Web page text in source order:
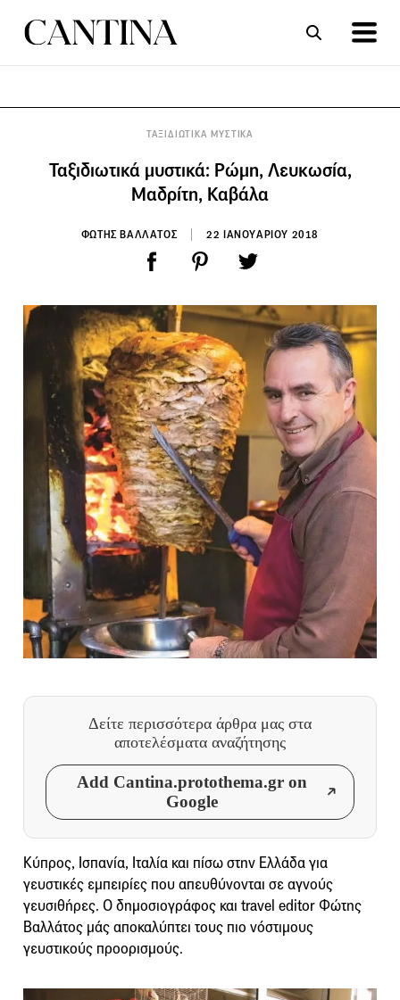
ΤΑΞΙΔΙΩΤΙΚΑ ΜΥΣΤΙΚΑ
Ταξιδιωτικά μυστικά: Ρώμη, Λευκωσία,
Μαδρίτη, Καβάλα
ΦΩΤΗΣ ΒΑΛΛΑΤΟΣ 22 ΙΑΝΟΥΑΡΙΟΥ 2018
Δείτε περισσότερα άρθρα μας στα
αποτελέσματα αναζήτησης
Add Cantina.protothema.gr on
Google
Κύπρος, Ισπανία, Ιταλία και πίσω στην Ελλάδα για
γευστικές εμπειρίες που απευθύνονται σε αγνούς
γευσιθήρες. Ο δημοσιογράφος και travel editor Φώτης
Βαλλάτος μάς αποκαλύπτει τους πιο νόστιμους
γευστικούς προορισμούς.